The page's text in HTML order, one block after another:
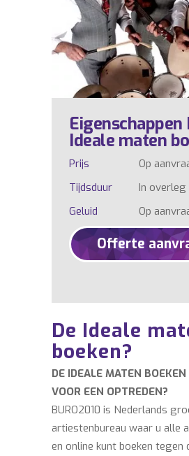
Eigenschappen
Ideale maten
Prijs
Op
Tijdsduur
In overleg
Geluid
Op
Offerte
De Ideale
boeken?
DE IDEALE MATEN
VOOR EEN OPTREDEN?
BURO2010 is Nederlands
artiestenbureau waar u alle
en online kunt boeken tegen